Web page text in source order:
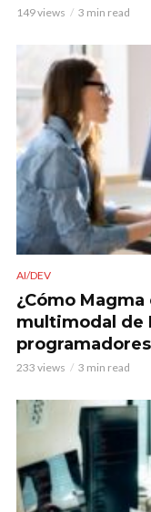
149 views 3 min read
AI/DEV
¿Cómo
multimodal de
233 views 3 min read